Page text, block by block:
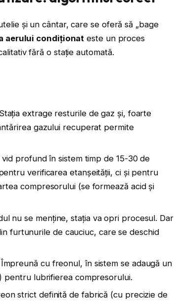
și un cântar, care se oferă să „bage
aerului condiționat este un proces
fără o stație automată.
Stația extrage resturile de gaz și, foarte
gazului recuperat permite
profund în sistem timp de 15-30 de
verificarea etanșeității, ci și pentru
compresorului (se formează acid și
nu se menține, stația va opri procesul. Dar
furtunurile de cauciuc, care se deschid
Împreună cu freonul, în sistem se adaugă un
pentru lubrifierea compresorului.
strict definită de fabrică (cu precizie de